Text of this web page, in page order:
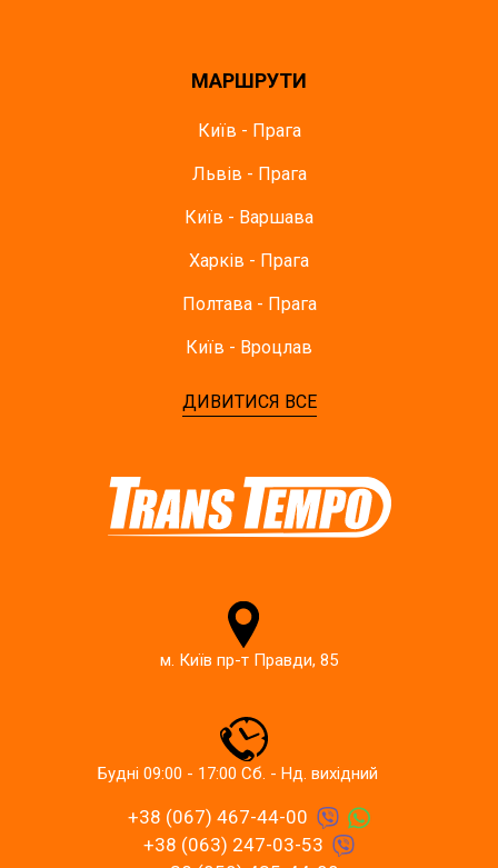
МАРШРУТИ
Київ - Прага
Львів - Прага
Київ - Варшава
Харків - Прага
Полтава - Прага
Київ - Вроцлав
ДИВИТИСЯ ВСЕ
м. Київ пр-т Правди, 85
Будні 09:00 - 17:00 Сб. - Нд. вихідний
+38 (067) 467-44-00
+38 (063) 247-03-53